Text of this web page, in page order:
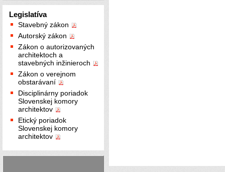
Legislatíva
Stavebný zákon
Autorský zákon
Zákon o autorizovaných
architektoch a
stavebných inžinieroch
Zákon o verejnom
obstarávaní
Disciplinárny poriadok
Slovenskej komory
architektov
Etický poriadok
Slovenskej komory
architektov